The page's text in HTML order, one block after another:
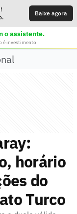
Baixe agora
o assistente.
é investimento
horário
do
Turco